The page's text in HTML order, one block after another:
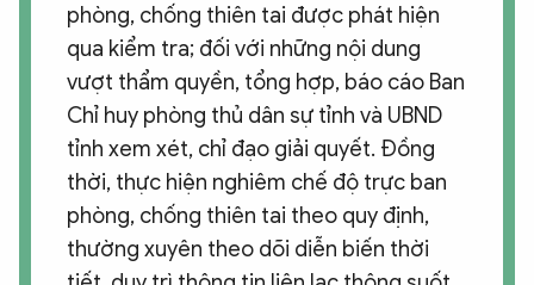
phòng, chống thiên tai được phát hiện
qua kiểm tra; đối với những nội dung
vượt thẩm quyền, tổng hợp, báo cáo Ban
Chỉ huy phòng thủ dân sự tỉnh và UBND
tỉnh xem xét, chỉ đạo giải quyết. Đồng
thời, thực hiện nghiêm chế độ trực ban
phòng, chống thiên tai theo quy định,
thường xuyên theo dõi diễn biến thời